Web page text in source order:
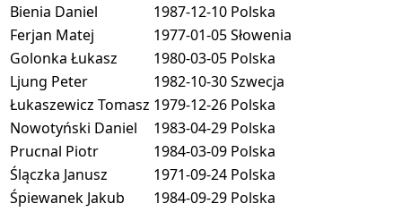
Bienia Daniel
1987-12-10 Polska
Ferjan Matej
1977-01-05Słowenia
Golonka Łukasz
1980-03-05 Polska
Ljung Peter
1982-10-30Szwecja
Łukaszewicz Tomasz 1979-12-26 Polska
Nowotyński Daniel
1983-04-29 Polska
Prucnal Piotr
1984-03-09 Polska
Ślączka Janusz
1971-09-24 Polska
Śpiewanek Jakub
1984-09-29 Polska